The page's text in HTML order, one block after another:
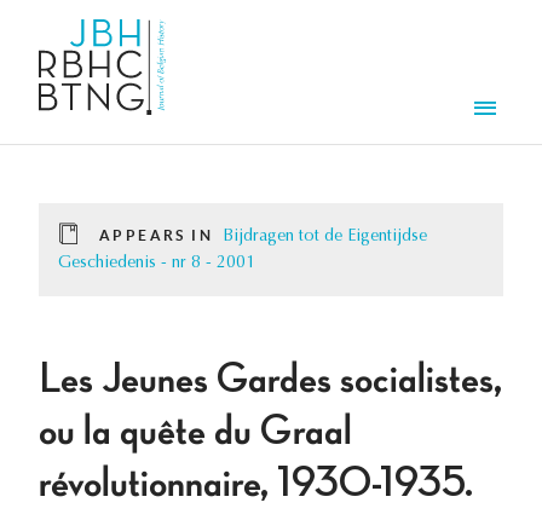
APPEARS IN
Bijdragen tot de Eigentijdse
Geschiedenis - nr 8 - 2001
Les Jeunes Gardes socialistes,
ou la quête du Graal
révolutionnaire, 1930-1935.